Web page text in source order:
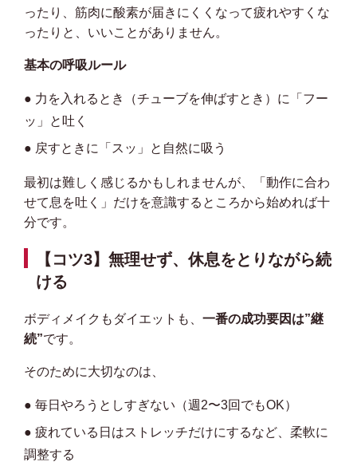
ったり、筋肉に酸素が届きにくくなって疲れやすくな
ったりと、いいことがありません。
基本の呼吸ルール
● 力を入れるとき（チューブを伸ばすとき）に「フー
ッ」と吐く
● 戻すときに「スッ」と自然に吸う
最初は難しく感じるかもしれませんが、「動作に合わ
せて息を吐く」だけを意識するところから始めれば十
分です。
【コツ3】無理せず、休息をとりながら続
ける
ボディメイクもダイエットも、 一番の成功要因は”継
続”です。
そのために大切なのは、
● 毎日やろうとしすぎない（週2〜3回でもOK）
● 疲れている日はストレッチだけにするなど、柔軟に
調整する